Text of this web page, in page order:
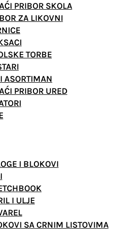
PRIBOR SKOLA
ZA LIKOVNI
TORBE
ASORTIMAN
PRIBOR URED
I BLOKOVI
I ULJE
SA CRNIM LISTOVIMA